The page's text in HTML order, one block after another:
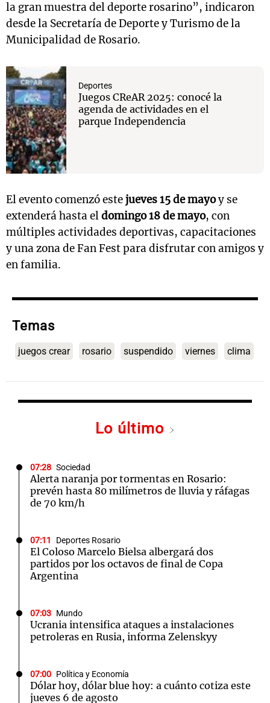
la gran muestra del deporte rosarino”, indicaron
desde la Secretaría de Deporte y Turismo de la
Municipalidad de Rosario.
Deportes
Juegos CReAR 2025: conocé la
agenda de actividades en el
parque Independencia
El evento comenzó estejueves 15 de mayoy se
extenderá hasta eldomingo 18 de mayo, con
múltiples actividades deportivas, capacitaciones
y una zona de Fan Fest para disfrutar con amigos y
en familia.
Temas
juegos crear rosario suspendido viernes clima
Lo último
07:28 Sociedad
Alerta naranja por tormentas en Rosario:
prevén hasta 80 milímetros de lluvia y ráfagas
de 70 km/h
07:11 Deportes Rosario
El Coloso Marcelo Bielsa albergará dos
partidos por los octavos de final de Copa
Argentina
07:03 Mundo
Ucrania intensifica ataques a instalaciones
petroleras en Rusia, informa Zelenskyy
07:00 Política y Economía
Dólar hoy, dólar blue hoy: a cuánto cotiza este
jueves 6 de agosto